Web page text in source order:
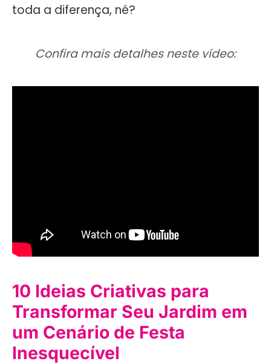
toda a diferença, né?
Confira mais detalhes neste vídeo:
10 Ideias Criativas para
Transformar Seu Jardim em
um Cenário de Festa
Inesquecível